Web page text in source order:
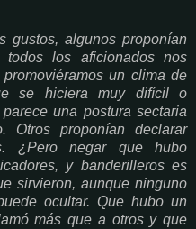
gustos, algunos proponían
los aficionados nos
un clima de
se hiciera muy difícil o
una postura sectaria
Otros proponían declarar
¿Pero negar que hubo
y banderilleros es
sirvieron, aunque ninguno
ocultar. Que hubo un
más que a otros y que